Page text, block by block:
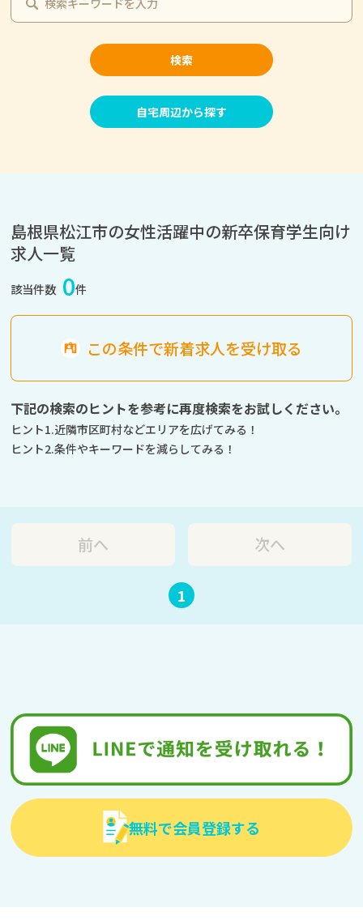
検索
自宅周辺から探す
島根県松江市の女性活躍中の新卒保育学生向け
求人一覧
該当件数 0件
この条件で新着求人を受け取る
下記の検索のヒントを参考に再度検索をお試しください。
ヒント1.近隣市区町村などエリアを広げてみる！
ヒント2.条件やキーワードを減らしてみる！
前へ
1
次へ
無料で会員登録する